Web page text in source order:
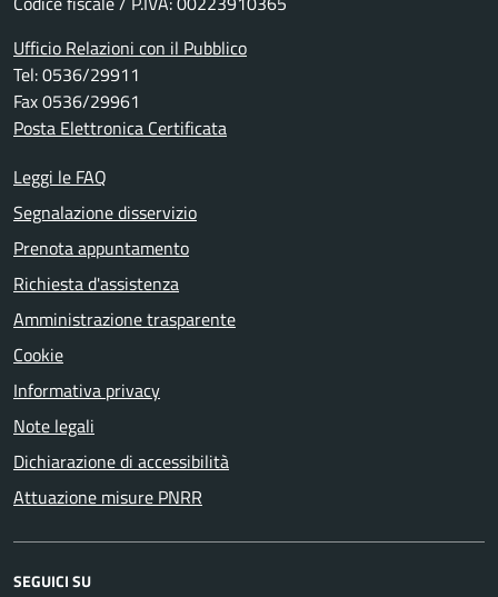
Ufficio Relazioni con il Pubblico
Tel: 0536/29911
Fax 0536/29961
Posta Elettronica Certificata
Leggi le FAQ
Segnalazione disservizio
Prenota appuntamento
Richiesta d'assistenza
Amministrazione trasparente
Cookie
Informativa privacy
Note legali
Dichiarazione di accessibilità
Attuazione misure PNRR
SEGUICI SU